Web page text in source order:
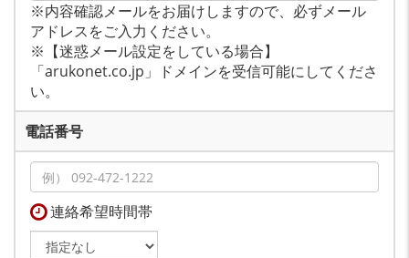
※内容確認メールをお届けしますので、必ずメール
アドレスをご入力ください。
※【迷惑メール設定をしている場合】
「arukonet.co.jp」ドメインを受信可能にしてくださ
い。
電話番号
連絡希望時間帯